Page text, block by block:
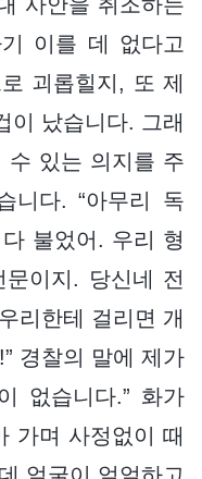
이를 데 없다고
괴롭힐지, 또 제
이 났습니다. 그래
수 있는 의지를 주
니다. “아무리 독
불었어. 우리 형
이지. 당신네 전
리한테 걸리면 개
경찰의 말에 제가
없습니다.” 화가
가며 사정없이 때
얼굴이 얼얼하고